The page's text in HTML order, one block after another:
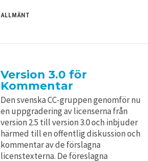
ALLMÄNT
Version 3.0 för
Kommentar
Den svenska CC-gruppen genomför nu
en uppgradering av licenserna från
version 2.5 till version 3.0 och inbjuder
härmed till en offentlig diskussion och
kommentar av de förslagna
licenstexterna. De föreslagna